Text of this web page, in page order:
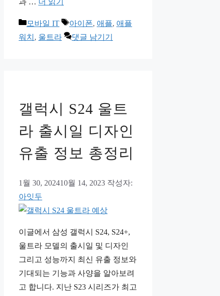
과 … 더 읽기
카
테
모바일 IT
태
그
아이폰, 애플, 애플
워치 , 울트라 댓글 남기기
갤럭시 S24 울트
라 출시일 디자인
유출 정보 총정리
1월 30, 202410월 14, 2023 작성자:
아잇두
이글에서 삼성 갤럭시 S24, S24+,
울트라 모델의 출시일 및 디자인
그리고 성능까지 최신 유출 정보와
기대되는 기능과 사양을 알아보려
고 합니다. 지난 S23 시리즈가 최고